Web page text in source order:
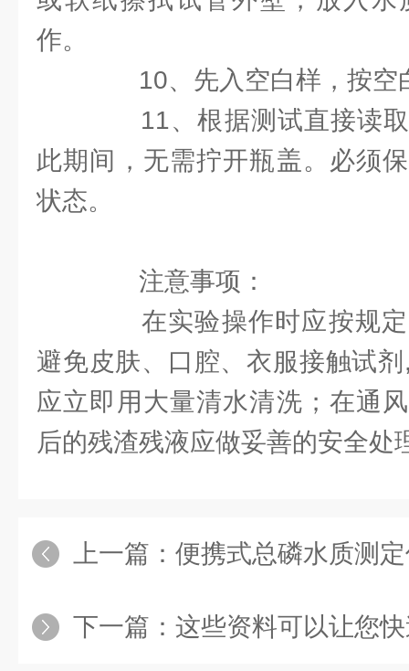
作。
10、先入空白样，按空
11、根据测试直接读取
此期间，无需拧开瓶盖。必须
状态。
注意事项：
在实验操作时应按规定
避免皮肤、口腔、衣服接触试
应立即用大量清水清洗；在通
后的残渣残液应做妥善的安全处
上一篇： 便携式总磷水质测定仪有着
下一篇： 这些资料可以让您快速了解